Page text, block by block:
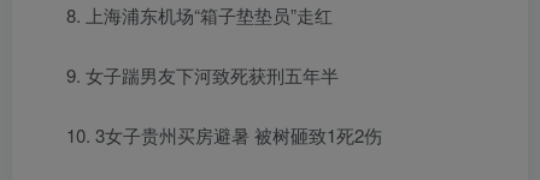
8. 上海浦东机场“箱子垫垫员”走红
9. 女子踹男友下河致死获刑五年半
10. 3女子贵州买房避暑 被树砸致1死2伤